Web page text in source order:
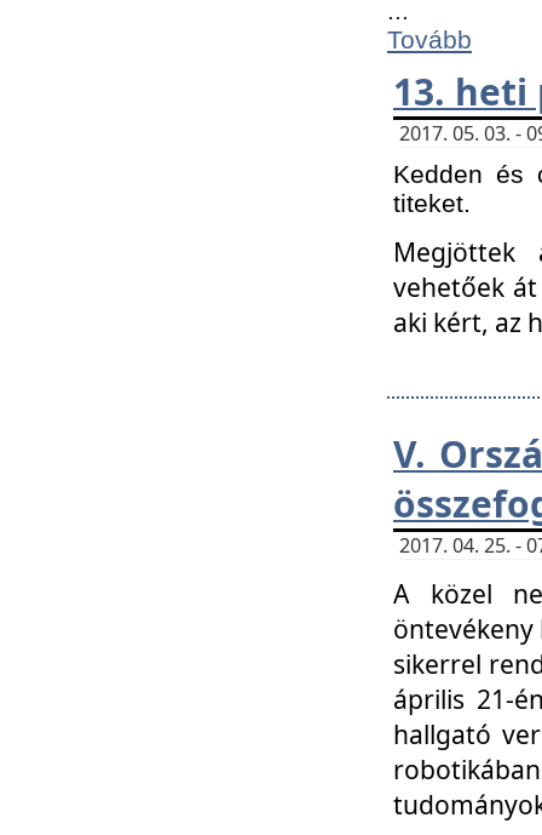
Tovább
13.
2017. 05. 03. -
Kedden és
titeket.
Megjöttek
vehetőek
aki kért, az
V.
2017. 04. 25. -
A közel
öntevékeny
sikerrel
április 21-
hallgató